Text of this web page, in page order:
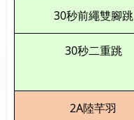
30秒前繩雙腳跳
30秒二重跳
2A陸芊羽